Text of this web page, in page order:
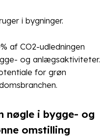
i bygninger.
af CO2-udledningen
og anlægsaktiviteter.
for grøn
nøgle i bygge- og
omstilling